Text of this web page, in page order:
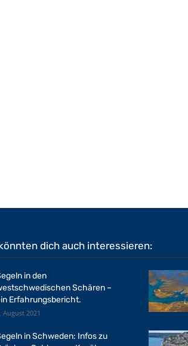
dich auch interessieren:
in den
Schären –
Erfahrungsbericht.
August 2021
in Schweden: Infos zu